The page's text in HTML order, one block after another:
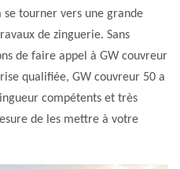
se tourner vers une grande
de zinguerie. Sans
de faire appel à GW couvreur
qualifiée, GW couvreur 50 a
compétents et très
de les mettre à votre